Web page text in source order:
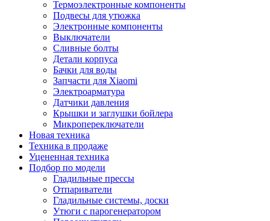
Термоэлектронные компоненты
Подвесы для утюжка
Электронные компоненты
Выключатели
Сливные болты
Детали корпуса
Бачки для воды
Запчасти для Xiaomi
Электроарматура
Датчики давления
Крышки и заглушки бойлера
Микропереключатели
Новая техника
Техника в продаже
Уцененная техника
Подбор по модели
Гладильные прессы
Отпариватели
Гладильные системы, доски
Утюги с парогенератором